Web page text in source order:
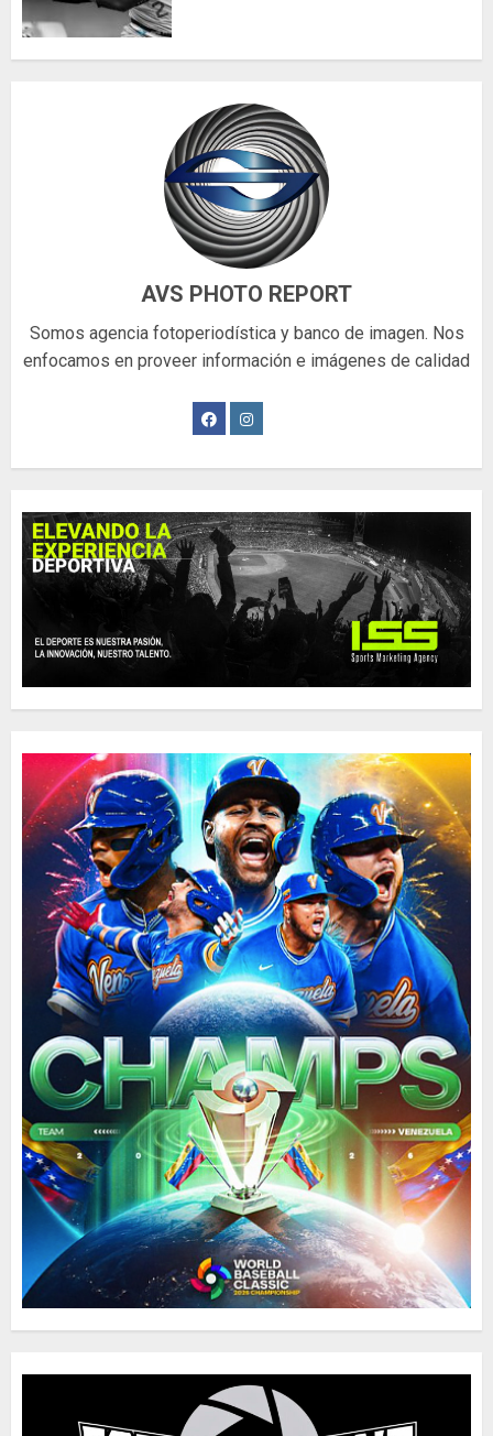
AVS PHOTO REPORT
Somos agencia fotoperiodística y banco de imagen. Nos
enfocamos en proveer información e imágenes de calidad